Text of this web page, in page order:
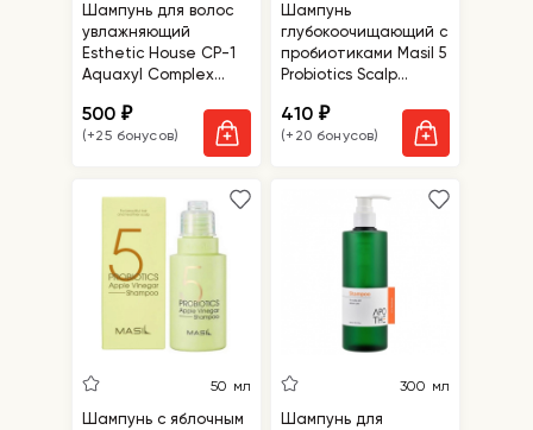
Шампунь для волос
увлажняющий
Esthetic House CP-1
Aquaxyl Complex
Shampoo
500₽
(+25 бонусов)
Шампунь
глубокоочищающий с
пробиотиками Masil 5
Probiotics Scalp
410₽
(+20 бонусов)
50 мл
Шампунь с яблочным
300 мл
Шампунь для